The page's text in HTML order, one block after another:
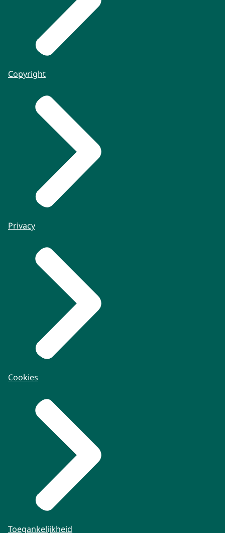
Copyright
Privacy
Cookies
Toegankelijkheid